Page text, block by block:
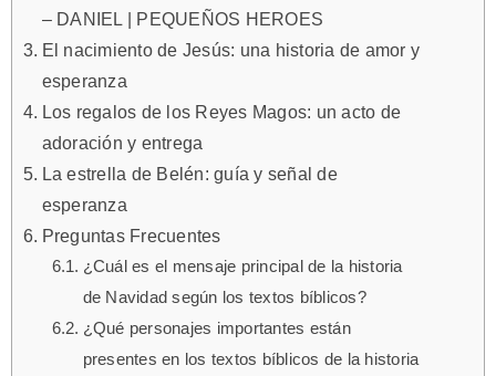
– DANIEL | PEQUEÑOS HEROES
El nacimiento de Jesús: una historia de amor y
esperanza
Los regalos de los Reyes Magos: un acto de
adoración y entrega
La estrella de Belén: guía y señal de
esperanza
Preguntas Frecuentes
¿Cuál es el mensaje principal de la historia
de Navidad según los textos bíblicos?
¿Qué personajes importantes están
presentes en los textos bíblicos de la historia